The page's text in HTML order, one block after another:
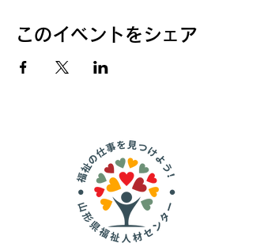
このイベントをシェア